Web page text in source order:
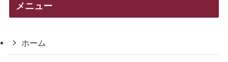
メニュー
ホーム